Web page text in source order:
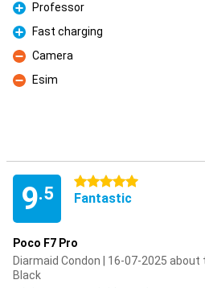
Pro
Professor
Pro
Fast charging
Con
Camera
Con
Esim
9.5
5 stars
Fantastic
Poco F7 Pro
Diarmaid Condon | 16-07-2025 about
Black